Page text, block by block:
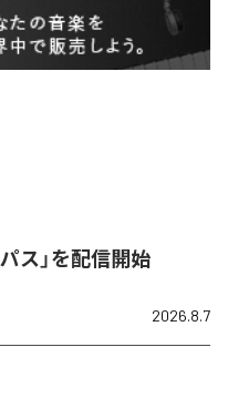
ス」を配信開始
2026.8.7